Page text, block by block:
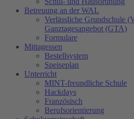
Betreuung an der WAL
Verlässliche Grundschule
Ganztagesangebot (GTA)
Formulare
Mittagessen
Bestellsystem
Speiseplan
Unterricht
MINT-freundliche Schule
Hackdays
Französisch
Berufsorientierung